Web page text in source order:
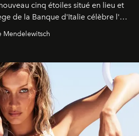
cinq étoiles situé en lieu et
de la Banque d'Italie célèbre l'art
toute son élégance intemporelle.
Mendelewitsch